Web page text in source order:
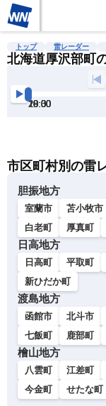
雨雲レーダー 台風
トップ 雷レーダー
北海道厚沢部町
18:00
18:30
19:00
19:30
20:00
20:30
市区町村別の雷
胆振地方
室蘭市 苫小牧市
白老町
厚真町
日高地方
日高町 平取町
新ひだか町
渡島地方
函館市 北斗市
七飯町
鹿部町
檜山地方
八雲町 江差町
今金町
せたな町